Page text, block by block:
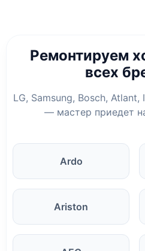
Ремонтируем
всех
LG, Samsung, Bosch,
— мастер приедет
Ardo
Ariston